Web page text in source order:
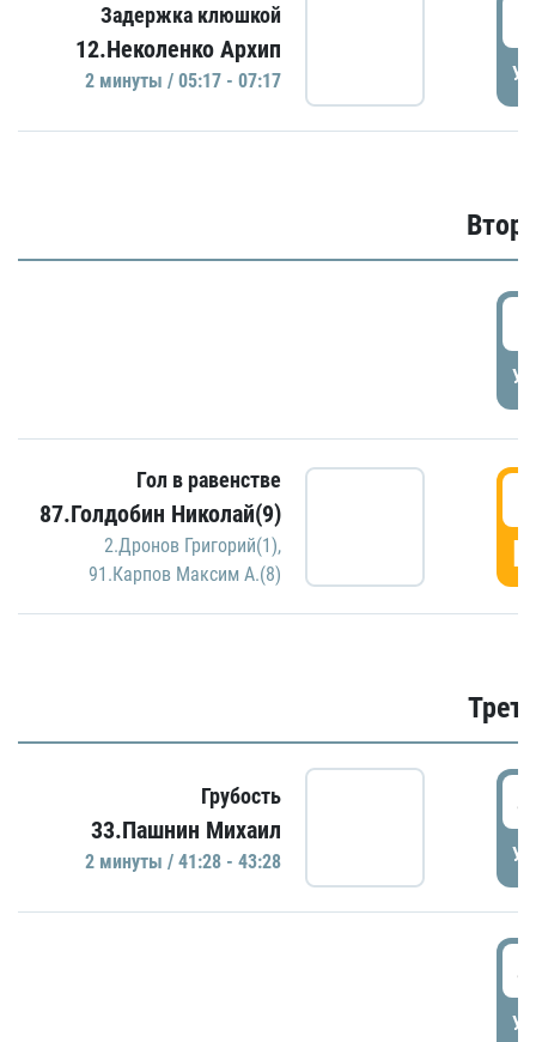
Задержка клюшкой
12.Неколенко Архип
2 минуты / 05:17 - 07:17
Гол в равенстве
87.Голдобин Николай(9)
2.Дронов Григорий(1),
91.Карпов Максим А.(8)
Грубость
33.Пашнин Михаил
2 минуты / 41:28 - 43:28